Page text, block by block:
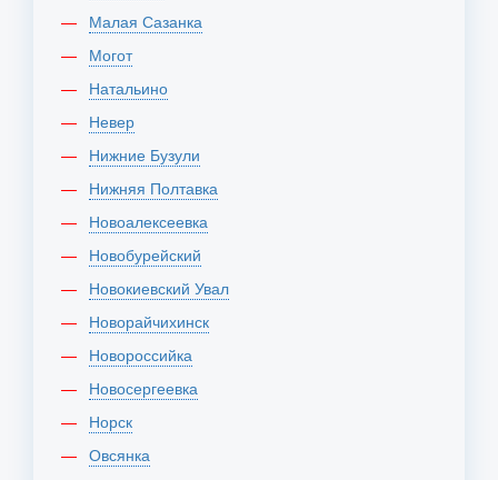
Малая Сазанка
Могот
Натальино
Невер
Нижние Бузули
Нижняя Полтавка
Новоалексеевка
Новобурейский
Новокиевский Увал
Новорайчихинск
Новороссийка
Новосергеевка
Норск
Овсянка